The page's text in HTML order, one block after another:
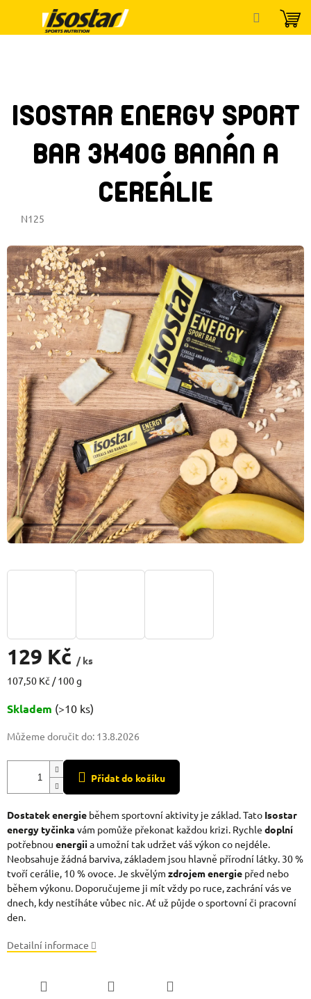
obsah
ISOSTAR ENERGY SPORT
BAR 3X40G BANÁN A
CEREÁLIE
N125
129 Kč / ks
Měrná
107,50 Kč / 100 g
Skladem (>10 ks)
Můžeme doručit do: 13.8.2026
Přidat do košíku
Dostatek energie během sportovní aktivity je základ. Tato Isostar
energy tyčinka vám pomůže překonat každou krizi. Rychle doplní
potřebnou energiia umožní tak udržet váš výkon co nejdéle.
Neobsahuje žádná barviva, základem jsou hlavně přírodní látky. 30 %
tvoří cerálie, 10 % ovoce. Je skvělým zdrojem energie před nebo
během výkonu. Doporučujeme ji mít vždy po ruce, zachrání vás ve
dnech, kdy nestíháte vůbec nic. Ať už půjde o sportovní či pracovní
den.
Detailní informace